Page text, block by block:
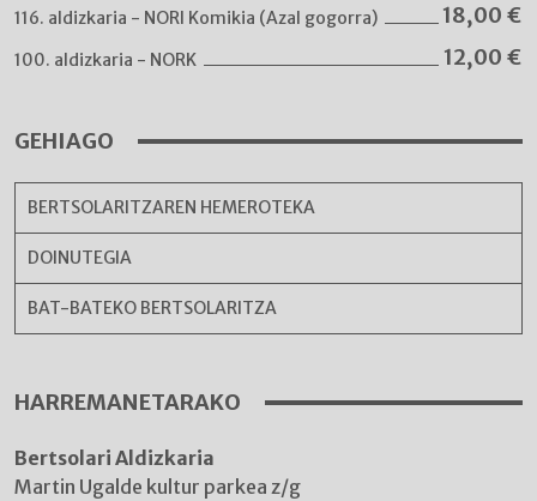
116. aldizkaria - NORI Komikia (Azal gogorra) 18,00 €
100. aldizkaria - NORK 12,00 €
GEHIAGO
BERTSOLARITZAREN HEMEROTEKA
DOINUTEGIA
BAT-BATEKO BERTSOLARITZA
HARREMANETARAKO
Bertsolari Aldizkaria
Martin Ugalde kultur parkea z/g